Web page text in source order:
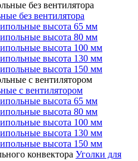
без вентилятора
высота 65 мм
высота 80 мм
высота 100 мм
высота 130 мм
высота 150 мм
с вентилятором
высота 65 мм
высота 80 мм
высота 100 мм
высота 130 мм
высота 150 мм
Уголки для